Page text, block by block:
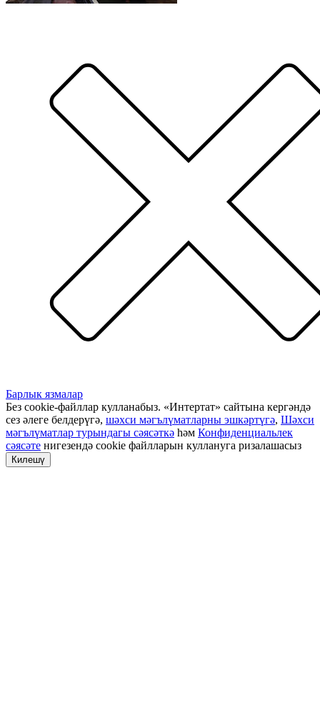
Барлык язмалар
Без cookie-файллар кулланабыз. «Интертат» сайтына кергәндә
сез әлеге белдерүгә, шәхси мәгълүматларны эшкәртүгә, Шәхси
мәгълүматлар турындагы сәясәткә һәм Конфиденциальлек
сәясәте нигезендә cookie файлларын куллануга ризалашасыз
Килешү